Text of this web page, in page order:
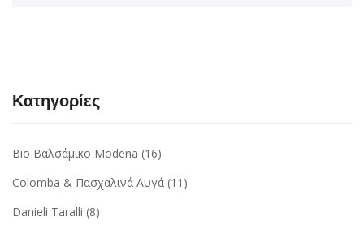
Κατηγορίες
Bio Βαλσάμικο Modena (16)
Colomba & Πασχαλινά Αυγά (11)
Danieli Taralli (8)